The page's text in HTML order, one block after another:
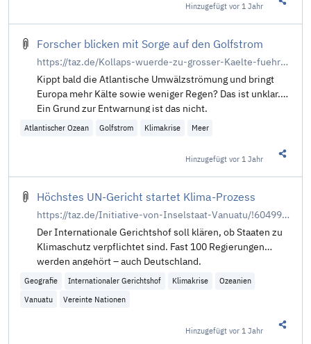
Hinzugefügtvor 1 Jahr
Forscher blicken mit Sorge auf den Golfstrom
https://taz.de/Kollaps-wuerde-zu-grosser-Kaelte-fuehren/!6053720/
Kippt bald die Atlantische Umwälzströmung und bringt
Europa mehr Kälte sowie weniger Regen? Das ist unklar.
Ein Grund zur Entwarnung ist das nicht.
Atlantischer Ozean Golfstrom Klimakrise Meer
Hinzugefügtvor 1 Jahr
Höchstes UN-Gericht startet Klima-Prozess
https://taz.de/Initiative-von-Inselstaat-Vanuatu/!6049985/
Der Internationale Gerichtshof soll klären, ob Staaten zu
Klimaschutz verpflichtet sind. Fast 100 Regierungen
werden angehört – auch Deutschland.
Geografie Internationaler Gerichtshof Klimakrise
Ozeanien
Vanuatu
Vereinte Nationen
Hinzugefügtvor 1 Jahr